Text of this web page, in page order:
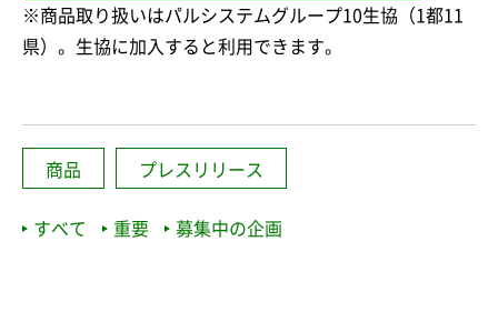
※商品取り扱いはパルシステムグループ10生協（1都11
県）。生協に加入すると利用できます。
商品 プレスリリース
すべて 重要 募集中の企画